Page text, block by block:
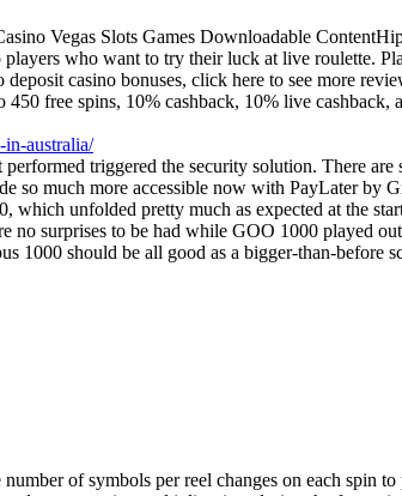
Vegas Slots Games Downloadable
who want to try their luck at live roulette.
casino bonuses, click here to see more
free spins, 10% cashback, 10% live
australia/
triggered the security solution. There
so much more accessible now with PayLater
unfolded pretty much as expected at the
no surprises to be had while GOO 1000 played
1000 should be all good as a bigger-than-before
of symbols per reel changes on each spin